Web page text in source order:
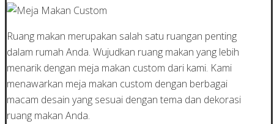
Ruang makan merupakan salah satu ruangan penting
dalam rumah Anda. Wujudkan ruang makan yang lebih
menarik dengan meja makan custom dari kami. Kami
menawarkan meja makan custom dengan berbagai
macam desain yang sesuai dengan tema dan dekorasi
ruang makan Anda.